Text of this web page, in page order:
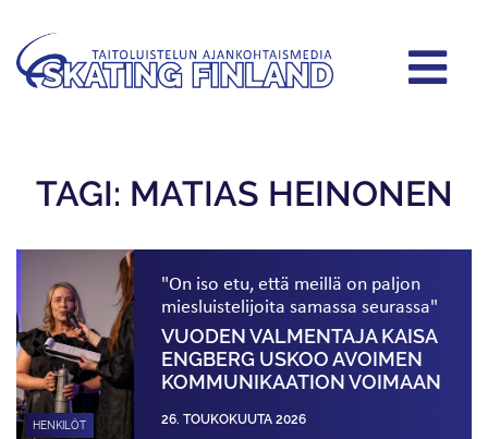
TAGI: MATIAS HEINONEN
HENKILÖT
"On iso etu, että meillä on paljon
miesluistelijoita samassa seurassa"
VUODEN VALMENTAJA KAISA
ENGBERG USKOO AVOIMEN
KOMMUNIKAATION VOIMAAN
26. TOUKOKUUTA 2026